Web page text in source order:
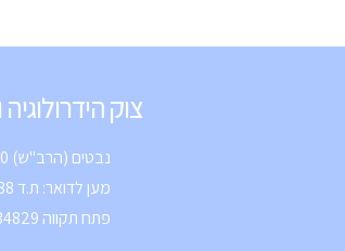
צוק
נבטים (הרב"ש) 10, פתח תקווה, קומה 1
פתח תקווה 4934829